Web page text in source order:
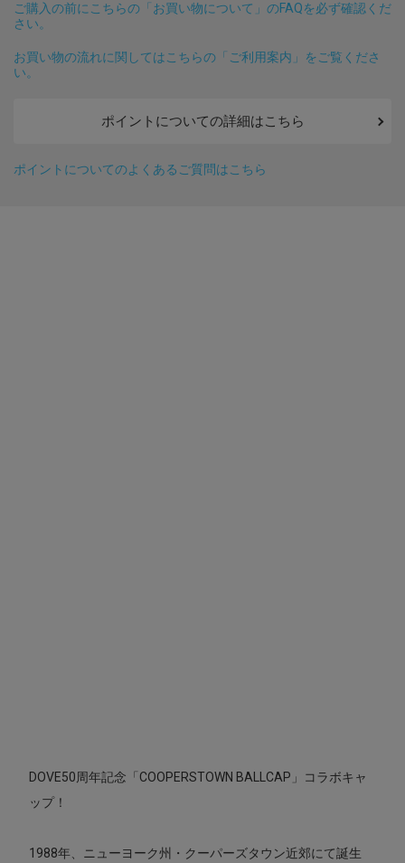
ご購入の前にこちらの「お買い物について」のFAQを必ず確認くだ
さい。
お買い物の流れに関してはこちらの「ご利用案内」をご覧くださ
い。
ポイントについての詳細はこちら
ポイントについてのよくあるご質問はこちら
DOVE50周年記念「COOPERSTOWN BALLCAP」コラボキャ
ップ！
1988年、ニューヨーク州・クーパーズタウン近郊にて誕生